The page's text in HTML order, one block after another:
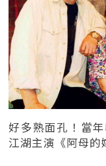
好多熟面孔！當
江湖主演《阿母的